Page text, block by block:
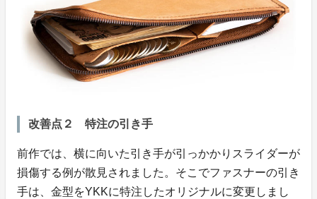
改善点２ 特注の引き手
前作では、横に向いた引き手が引っかかりスライダーが
損傷する例が散見されました。そこでファスナーの引き
手は、金型をYKKに特注したオリジナルに変更しまし